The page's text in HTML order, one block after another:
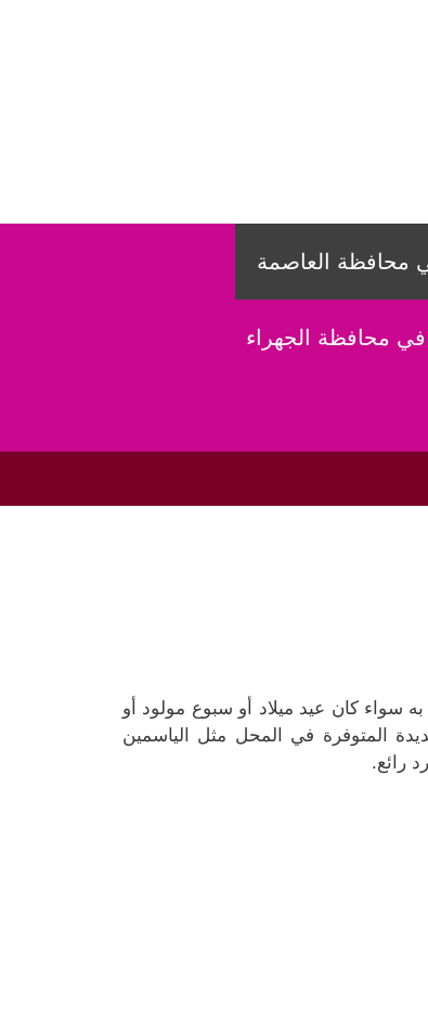
محافظة العاصمة
محافظة الجهراء
كان عيد ميلاد أو سبوع مولود أو
المتوفرة في المحل مثل الياسمين
رائع.